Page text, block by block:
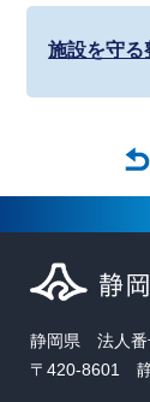
施設を守る
静岡県 法人番
〒420-8601